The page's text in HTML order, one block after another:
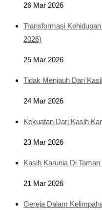
26 Mar 2026
Transformasi
2026)
25 Mar 2026
Tidak Menjauh Dari
24 Mar 2026
Kekuatan Dari Kasih
23 Mar 2026
Kasih Karunia Di
21 Mar 2026
Gereja Dalam